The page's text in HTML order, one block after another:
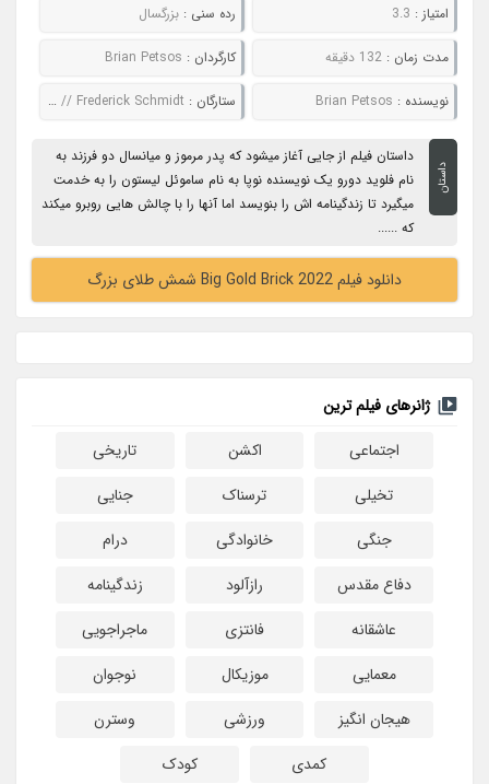
امتیاز : 3.3 رده سنی : بزرگسال
مدت زمان :132 دقیقه کارگردان : Brian Petsos
نویسنده : Brian Petsos ستارگان : Andy Garcia // Emory Cohen // Megan Fox // Lucy Hale // Frederick Schmidt
داستان
داستان فیلم از جایی آغاز میشود که پدر مرموز و میانسال دو فرزند به
نام فلوید دورو یک نویسنده نوپا به نام ساموئل لیستون را به خدمت
میگیرد تا زندگینامه اش را بنویسد اما آنها را با چالش هایی روبرو میکند
که ......
دانلود فیلم Big Gold Brick 2022 شمش طلای بزرگ
ژانرهای فیلم ترین
اجتماعی
اکشن
تاریخی
تخیلی
ترسناک
جنایی
جنگی
خانوادگی
درام
دفاع مقدس
رازآلود
زندگینامه
عاشقانه
فانتزی
ماجراجویی
معمایی
موزیکال
نوجوان
هیجان انگیز
ورزشی
وسترن
کمدی
کودک